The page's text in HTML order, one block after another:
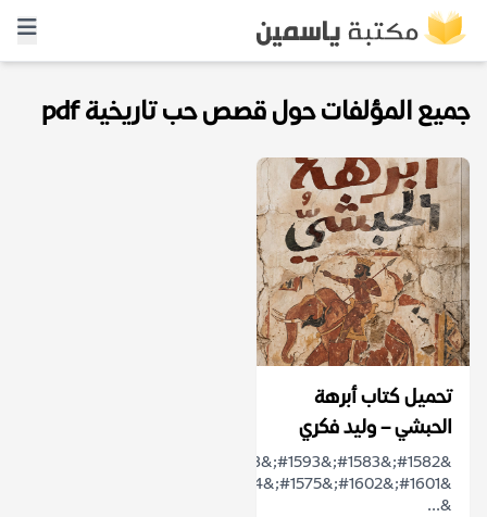
جميع المؤلفات حول قصص حب تاريخية pdf
تحميل كتاب أبرهة
الحبشي – وليد فكري
&...